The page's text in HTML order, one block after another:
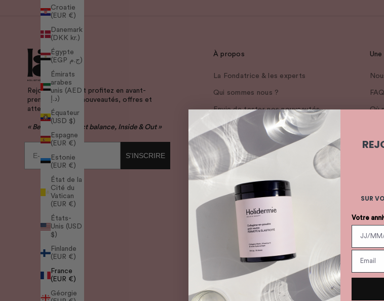
Croatie
(EUR €)
Danemark
(DKK kr.)
Égypte
(EGP ج.م)
Émirats
arabes
unis (AED
د.إ)
Équateur
(USD $)
Espagne
(EUR €)
Estonie
(EUR €)
État de la
Cité du
Vatican
(EUR €)
États-
Unis (USD
$)
Finlande
(EUR €)
France
(EUR €)
Géorgie
Rejoignez-nous et profitez en avant-
première de nos nouveautés, offres et
attentions.
« Beauty in perfect balance, Inside & Out »
E-mail
S'INSCRIRE
À propos
La Fondatrice & les experts
Qui sommes nous ?
Envie de tester nos nouveautés
en avant-première ?
Glossaires Actifs & Ingrédients
Complexe Holiderm®
Nos engagements
La Boutique Holidermie
Journal
Programme de Fidélité
FAQ
Où
SUR
Votre